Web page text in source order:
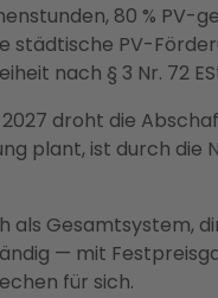
80 % PV-
PV-
nach § 3 Nr. 72
droht die
plant, ist durch
Gesamtsystem,
— mit
für sich.